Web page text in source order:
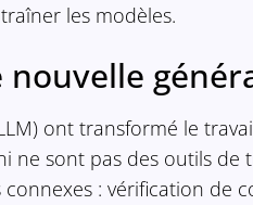
les modèles.
nouvelle
ont transformé le
ne sont pas des outils
: vérification de